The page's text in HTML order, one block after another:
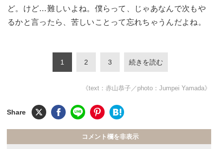
ど。けど…難しいよね。僕らって、じゃあなんで次もや
るかと言ったら、苦しいことって忘れちゃうんだよね。
1 2 3 続きを読む
《text：赤山恭子／photo：Jumpei Yamada》
コメント欄を非表示